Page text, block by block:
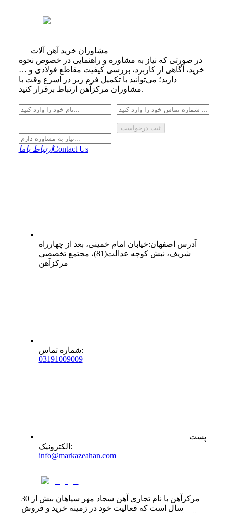
مشاوران خرید آهن آلات
در صورتی که نیاز به مشاوره و راهنمایی در خصوص نحوه
خرید، آگاهی از کاربرد، بررسی کیفیت مقاطع فولادی و …
دارید؛ می‌توانید با تکمیل فرم زیر در اسرع وقت با
مشاوران مرکزآهن ارتباط برقرار کنید.
ثبت درخواست
ارتباط باماContact Us
آدرس اصفهان:خیابان امام خمینی، بعد از چهارراه
شریف، نبش کوچه عدالت(81)، مجتمع تخصصی
مرکزآهن
شماره تماس:
03191009009
پست
الکترونیک :
info@markazeahan.com
مرکزآهن با نام تجاری آهن سجاد مهر سپاهان بیش از 30
سال است که فعالیت خود در زمینه خرید و فروش